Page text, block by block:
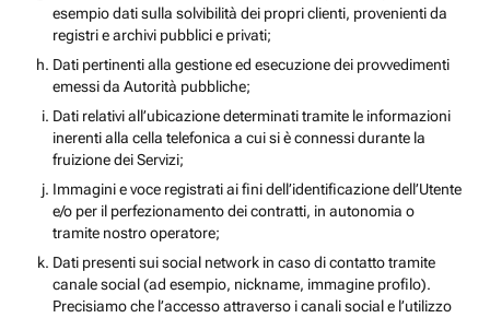
esempio dati sulla solvibilità dei propri clienti, provenienti da
registri e archivi pubblici e privati;
Dati pertinenti alla gestione ed esecuzione dei provvedimenti
emessi da Autorità pubbliche;
Dati relativi all’ubicazione determinati tramite le informazioni
inerenti alla cella telefonica a cui si è connessi durante la
fruizione dei Servizi;
Immagini e voce registrati ai fini dell’identificazione dell’Utente
e/o per il perfezionamento dei contratti, in autonomia o
tramite nostro operatore;
Dati presenti sui social network in caso di contatto tramite
canale social (ad esempio, nickname, immagine profilo).
Precisiamo che l’accesso attraverso i canali social e l’utilizzo